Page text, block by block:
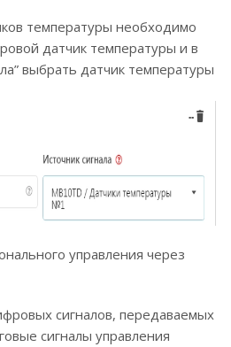
температуры необходимо
датчик температуры и в
выбрать датчик температуры
управления через
сигналов, передаваемых
сигналы управления